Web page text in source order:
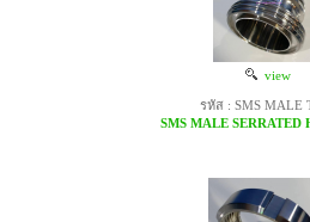
view
รหัส : SMS MALE
SMS MALE SERRATED